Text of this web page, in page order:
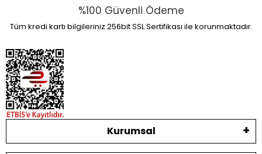
%100 Güvenli Ödeme
Tüm kredi kartı bilgileriniz 256bit SSL Sertifikası ile korunmaktadır.
Kurumsal